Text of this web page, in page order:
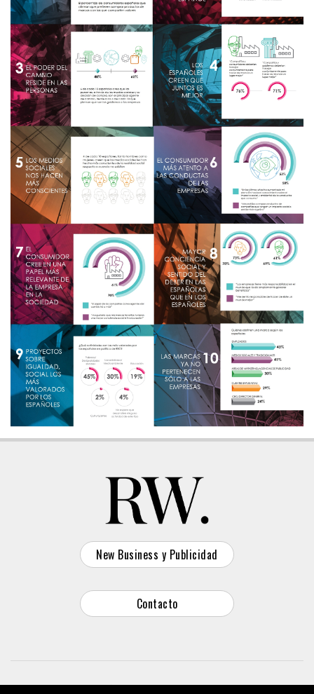
New Business y Publicidad
Contacto